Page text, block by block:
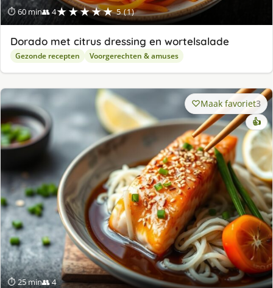
⏱ 60 min👥 4★★★★★ 5 (1)
Dorado met citrus dressing en wortelsalade
Gezonde recepten Voorgerechten & amuses
⏱ 25 min👥 4
Maak favoriet3
👍